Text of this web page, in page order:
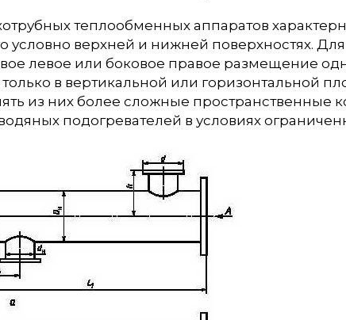
теплообменных аппаратов
условно верхней и нижней поверхностях.
левое или боковое правое размещение
в вертикальной или горизонтальной
из них более сложные пространственные
подогревателей в условиях